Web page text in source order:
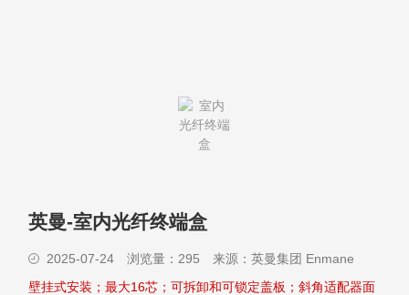
英曼-室内光纤终端盒
2025-07-24 浏览量： 295 来源：英曼集团 Enmane
壁挂式安装；最大16芯；可拆卸和可锁定盖板；斜角适配器面